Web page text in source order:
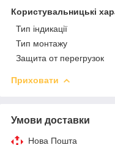
Користувальницькі
Тип індикації
Тип монтажу
Защита от перегрузок
Приховати
Умови доставки
Нова Пошта